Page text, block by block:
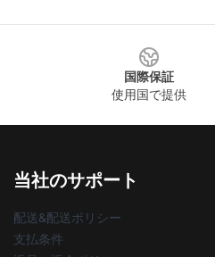
国際保証
使用国で提供
当社のサポート
配送&配送ポリシー
支払条件